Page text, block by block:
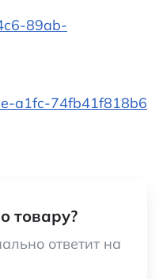
89ab-
a1fc-74fb41f818b6
товару?
ответит на